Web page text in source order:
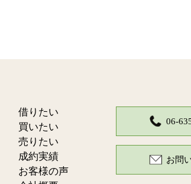
借りたい
買いたい
売りたい
成約実績
お客様の声
06-
お問